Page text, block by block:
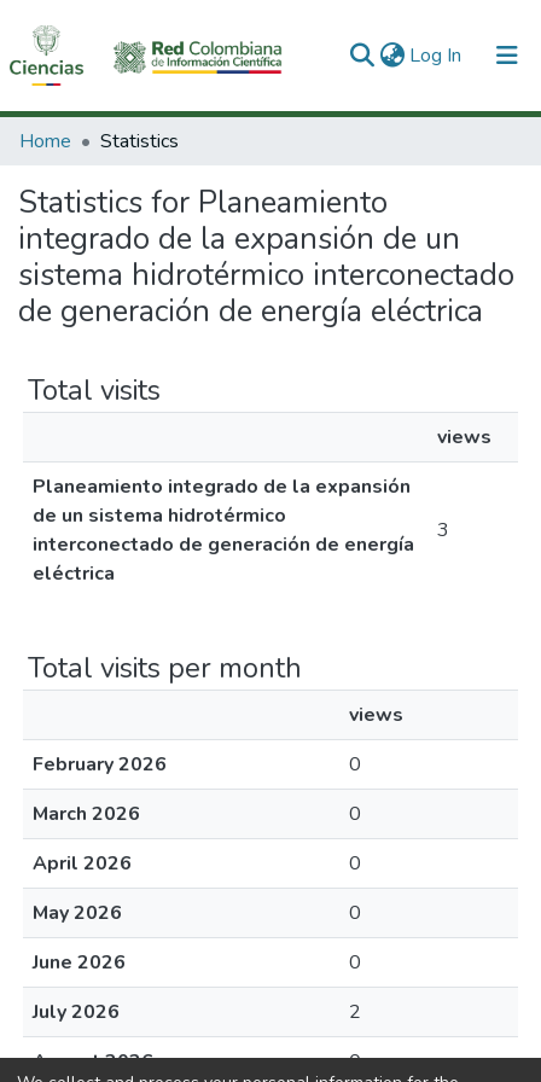
Log In (current)
Communities & Collections
All of DSpace
Home Statistics
Statistics for Planeamiento
integrado de la expansión de un
sistema hidrotérmico interconectado
de generación de energía eléctrica
Total visits
views
Planeamiento integrado de la expansión
de un sistema hidrotérmico
interconectado de generación de energía
eléctrica
3
Total visits per month
views
February 2026
0
March 2026
0
April 2026
0
May 2026
0
June 2026
0
July 2026
2
August 2026
0